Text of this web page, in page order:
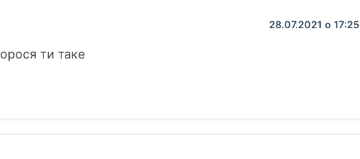
28.07.2021 о 17:25
ти таке